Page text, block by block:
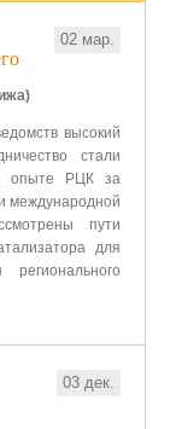
02 мар.
высокий
стали
опыте РЦК за
международной
пути
для
03 дек.